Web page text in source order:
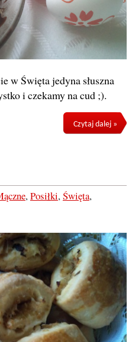
w Święta jedyna słuszna
i czekamy na cud ;).
Czytaj dalej »
,Posiłki,Święta,